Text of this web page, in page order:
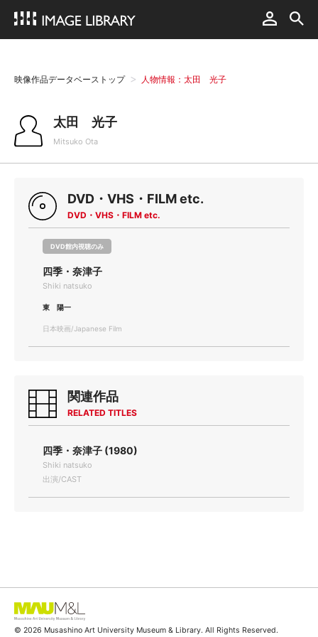
映像作品データベーストップ 人物情報：太田 光子
太田 光子
Mitsuko Ota
DVD・VHS・FILM etc.
DVD・VHS・FILM etc.
DVD館内視聴のみ
四季・奈津子
Shiki natsuko
東 陽一
日本映画/Japanese Film
関連作品
RELATED TITLES
四季・奈津子 (1980)
Shiki natsuko
出演/CAST
© 2026 Musashino Art University Museum & Library. All Rights Reserved.